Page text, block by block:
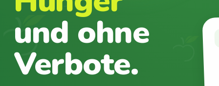
und ohne
Verbote.